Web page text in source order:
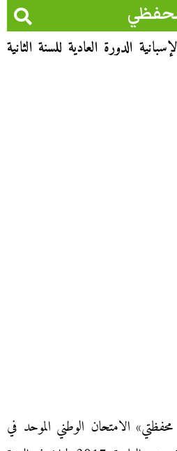
الدورة العادية للسنة الثانية
الامتحان الوطني الموحد في